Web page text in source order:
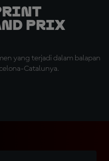
Prix
yang terjadi dalam balapan
Catalunya.